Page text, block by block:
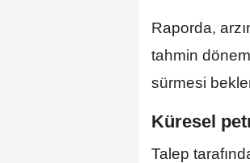
Raporda,
tahmin
sürmesi
Küresel
Talep